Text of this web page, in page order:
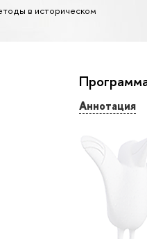
в историческом
Аннотация